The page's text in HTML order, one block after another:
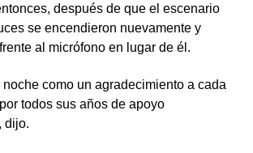
después de que el escenario
se encendieron nuevamente y
al micrófono en lugar de él.
noche como un agradecimiento a cada
todos sus años de apoyo
dijo.